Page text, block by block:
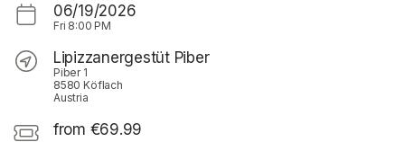
06/19/2026
Fri 8:00 PM
Lipizzanergestüt Piber
Piber 1
8580 Köflach
Austria
from €69.99